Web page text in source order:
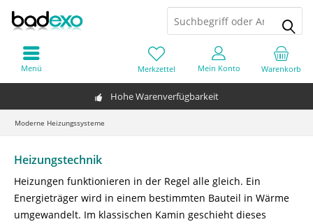
Hohe Warenverfügbarkeit
Warenkorb
Merkzettel Mein Konto
Menü
Moderne Heizungssysteme
Heizungstechnik
Heizungen funktionieren in der Regel alle gleich. Ein
Energieträger wird in einem bestimmten Bauteil in Wärme
umgewandelt. Im klassischen Kamin geschieht dieses